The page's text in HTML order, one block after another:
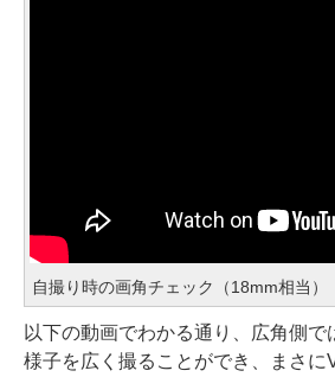
自撮り時の画角チェック（18mm相当）
以下の動画でわかる通り、広角側で
様子を広く撮ることができ、まさに